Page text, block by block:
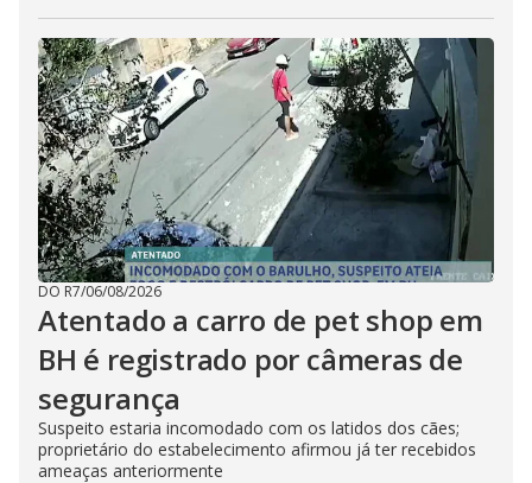
DO R7/06/08/2026
Atentado a carro de pet shop em
BH é registrado por câmeras de
segurança
Suspeito estaria incomodado com os latidos dos cães;
proprietário do estabelecimento afirmou já ter recebidos
ameaças anteriormente